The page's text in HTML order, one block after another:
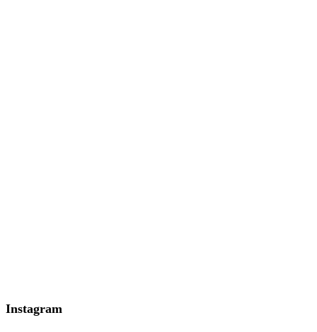
Instagram